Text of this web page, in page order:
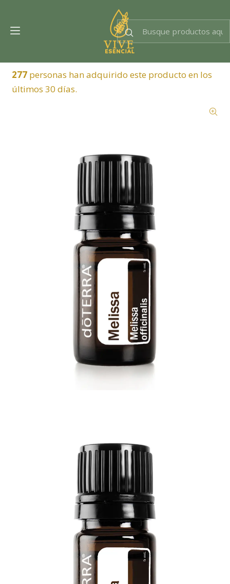
277personas han adquirido este producto en los
últimos 30 días.
Dra. EsencIAl
Experta en bienestar